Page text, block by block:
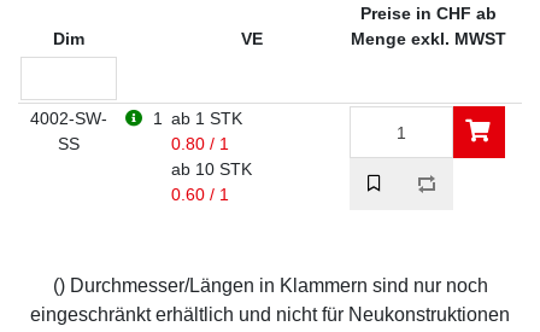
Dim VE
Preise in CHF ab
Menge exkl. MWST
4002-SW-
SS
1
ab 1 STK
0.80 / 1
ab 10 STK
0.60 / 1
() Durchmesser/Längen in Klammern sind nur noch
eingeschränkt erhältlich und nicht für Neukonstruktionen